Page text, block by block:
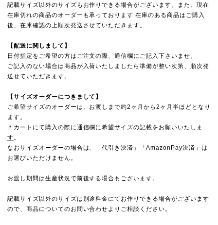
記載サイズ以外のサイズもお作りできる場合がございます。また、現在
在庫切れの商品のオーダーも承っております 在庫のある商品はご購入
後、在庫確認の上順次発送させていただきます。
【配送に関しまして】
日付指定をご希望の方はご注文の際、通信欄にご記入下さいませ。
ご記入のない場合は商品が入荷いたしましたら準備が整い次第、順次発
送せていただきます。
【サイズオーダーにつきまして】
ご希望サイズのオーダーは、お渡しまで約2ヶ月から2ヶ月半ほどとなり
ます。
＊ カートにて購入の際に通信欄に希望サイズの記載をお願いいたしま
す 。
なおサイズオーダーの場合は、「代引き決済」「AmazonPay決済」は
お選びいただけません。
お渡し期間は生産状況で前後する場合もございます。
記載サイズ以外のサイズは別途料金にてお作りできる場合がございます
ので、 商品についてのお問い合わせ よりご相談ください。